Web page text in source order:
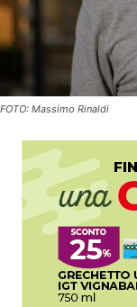
FOTO: Massimo Rinaldi